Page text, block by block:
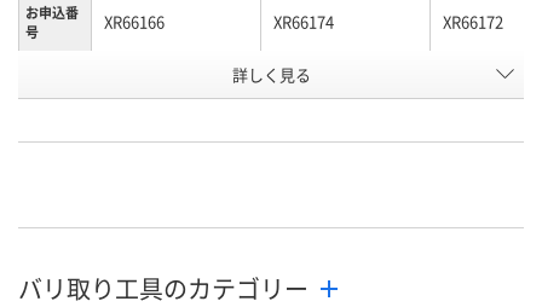
お申込番
号
XR66166 XR66174 XR66172
直送品
詳しく見る
バリ取り工具のカテゴリー